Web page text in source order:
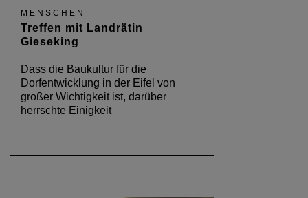
MENSCHEN
Treffen mit Landrätin
Gieseking
Dass die Baukultur für die
Dorfentwicklung in der Eifel von
großer Wichtigkeit ist, darüber
herrschte Einigkeit